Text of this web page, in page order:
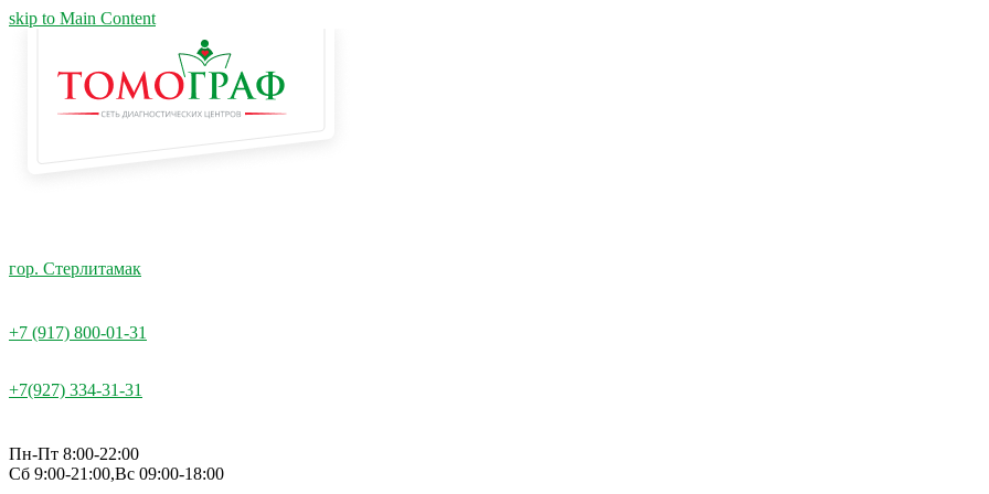
skip to Main Content
гор. Стерлитамак
+7 (917) 800-01-31
+7(927) 334-31-31
Пн-Пт 8:00-22:00
Сб 9:00-21:00,Вс 09:00-18:00